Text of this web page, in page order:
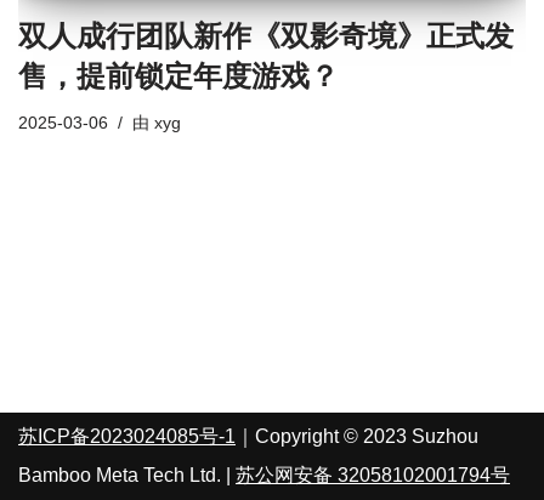
双人成行团队新作《双影奇境》正式发
售，提前锁定年度游戏？
2025-03-06 由 xyg
苏ICP备2023024085号-1 ｜Copyright © 2023 Suzhou
Bamboo Meta Tech Ltd. | 苏公网安备 32058102001794号